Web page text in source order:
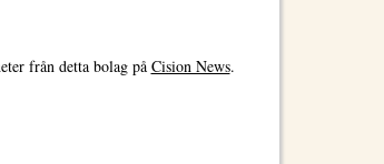
från detta bolag på Cision News.